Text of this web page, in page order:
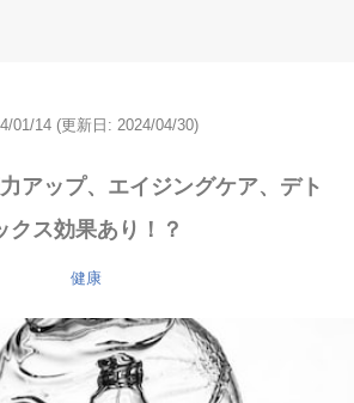
01/14 (更新日: 2024/04/30)
アップ、エイジングケア、デト
クス効果あり！？
健康